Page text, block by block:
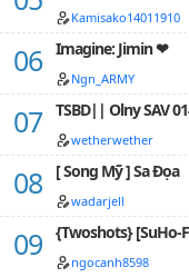
Kamisako14011910
Imagine: Jimin ❤
Ngn_ARMY
TSBD|| Olny SAV
wetherwether
[ Song Mỹ ] Sa Đọa
wadarjell
{Twoshots} [SuHo-
ngocanh8598